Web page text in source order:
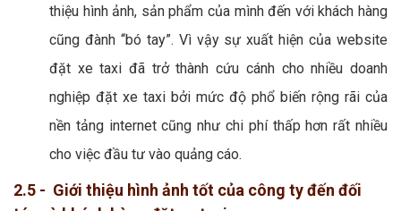
thiệu hình ảnh, sản phẩm của mình đến với khách hàng
cũng đành “bó tay”. Vì vậy sự xuất hiện của website
đặt xe taxi đã trở thành cứu cánh cho nhiều doanh
nghiệp đặt xe taxi bởi mức độ phổ biến rộng rãi của
nền tảng internet cũng như chi phí thấp hơn rất nhiều
cho việc đầu tư vào quảng cáo.
2.5 - Giới thiệu hình ảnh tốt của công ty đến đối